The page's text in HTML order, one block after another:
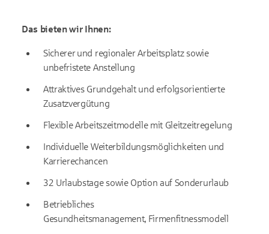
Das bieten wir Ihnen:
Sicherer und regionaler Arbeitsplatz sowie
unbefristete Anstellung
Attraktives Grundgehalt und erfolgsorientierte
Zusatzvergütung
Flexible Arbeitszeitmodelle mit Gleitzeitregelung
Individuelle Weiterbildungsmöglichkeiten und
Karrierechancen
32 Urlaubstage sowie Option auf Sonderurlaub
Betriebliches
Gesundheitsmanagement, Firmenfitnessmodell